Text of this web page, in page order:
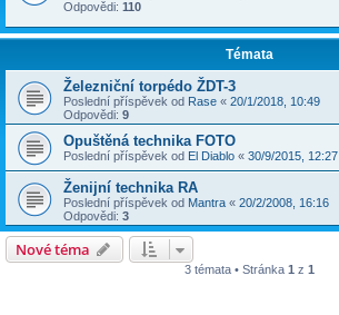
Odpovědi: 110
Témata
Železniční torpédo ŽDT-3
Poslední příspěvek od Rase « 20/1/2018, 10:49
Odpovědi: 9
Opuštěná technika FOTO
Poslední příspěvek od El Diablo « 30/9/2015, 12:27
Ženijní technika RA
Poslední příspěvek od Mantra « 20/2/2008, 16:16
Odpovědi: 3
Nové téma
3 témata • Stránka 1 z 1